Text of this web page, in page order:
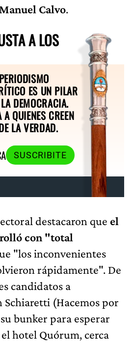
Manuel Calvo.
A LOS
ES UN PILAR
DEMOCRACIA.
QUIENES CREEN
LA VERDAD.
SUSCRIBITE
destacaron que el
con "total
"los inconvenientes
rápidamente". De
candidatos a
Schiaretti (Hacemos por
bunker para esperar
hotel Quórum, cerca